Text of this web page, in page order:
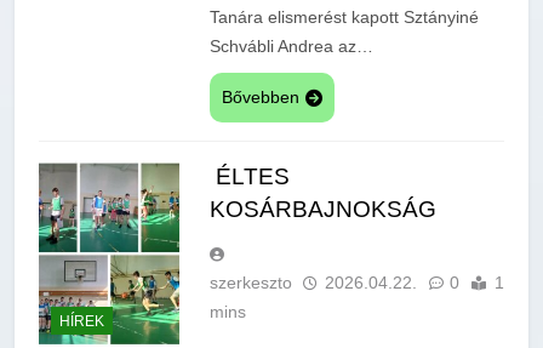
Tanára elismerést kapott Sztányiné
Schvábli Andrea az…
Bővebben
HÍREK
ÉLTES
KOSÁRBAJNOKSÁG
szerkeszto 2026.04.22. 0
1
mins